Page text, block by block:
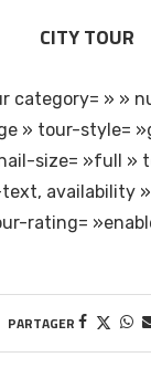
CITY TOUR
category= » »
» tour-style=
size= »full »
availability
rating=
PARTAGER